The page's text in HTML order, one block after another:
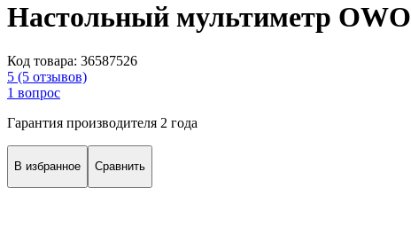
Настольный мультиметр
Код товара: 36587526
5 (5 отзывов)
1 вопрос
Гарантия производителя 2 года
В избранное Сравнить